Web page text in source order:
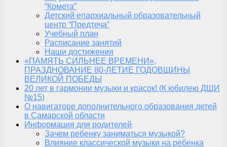
“Комета”
Детский епархиальный образовательный
центр “Предтеча”
Учебный план
Расписание занятий
Наши достижения
«ПАМЯТЬ СИЛЬНЕЕ ВРЕМЕНИ»,
ПРАЗДНОВАНИЕ 80-ЛЕТИЕ ГОДОВЩИНЫ
ВЕЛИКОЙ ПОБЕДЫ
20 лет в гармонии музыки и красок! (К юбилею ДШИ
№15)
О навигаторе дополнительного образования детей
в Самарской области
Информация для родителей
Зачем ребенку заниматься музыкой?
Влияние классической музыки на ребенка